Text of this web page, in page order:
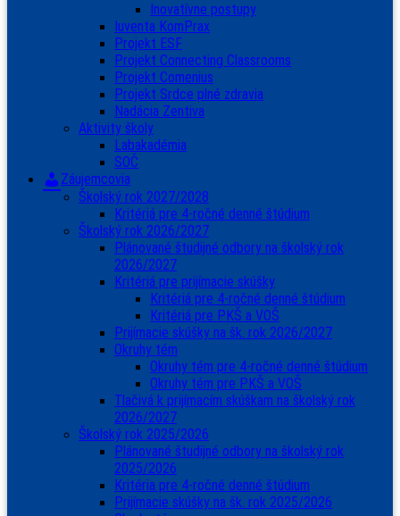
Inovatívne postupy
Iuventa KomPrax
Projekt ESF
Projekt Connecting Classrooms
Projekt Comenius
Projekt Srdce plné zdravia
Nadácia Zentiva
Aktivity školy
Labakadémia
SOČ
Záujemcovia
Školský rok 2027/2028
Kritériá pre 4-ročné denné štúdium
Školský rok 2026/2027
Plánované študijné odbory na školský rok
2026/2027
Kritériá pre prijímacie skúšky
Kritériá pre 4-ročné denné štúdium
Kritériá pre PKŠ a VOŠ
Prijímacie skúšky na šk. rok 2026/2027
Okruhy tém
Okruhy tém pre 4-ročné denné štúdium
Okruhy tém pre PKŠ a VOŠ
Tlačivá k prijímacím skúškam na školský rok
2026/2027
Školský rok 2025/2026
Plánované študijné odbory na školský rok
2025/2026
Kritéria pre 4-ročné denné štúdium
Prijímacie skúšky na šk. rok 2025/2026